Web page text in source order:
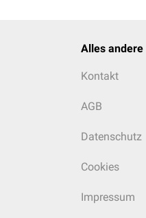
Alles andere
Kontakt
AGB
Datenschutz
Cookies
Impressum